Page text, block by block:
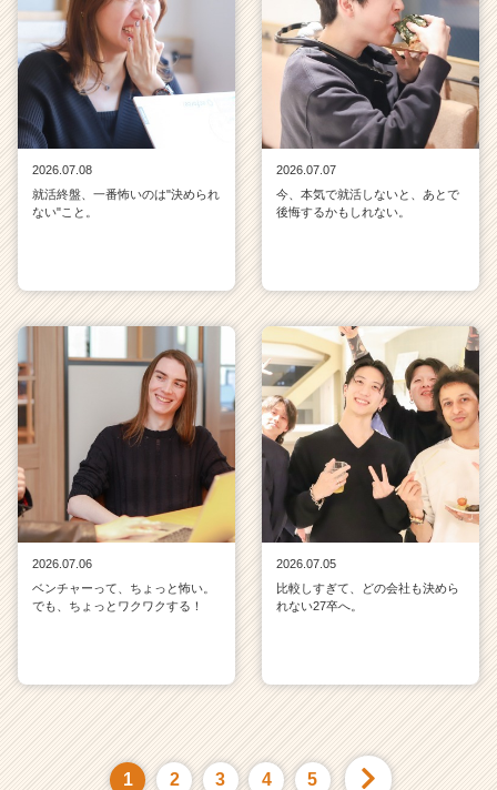
2026.07.08
就活終盤、一番怖いのは"決められ
ない"こと。
2026.07.07
今、本気で就活しないと、あとで
後悔するかもしれない。
2026.07.06
ベンチャーって、ちょっと怖い。
でも、ちょっとワクワクする！
2026.07.05
比較しすぎて、どの会社も決めら
れない27卒へ。
1 2 3 4 5